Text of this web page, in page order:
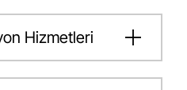
Hizmetleri